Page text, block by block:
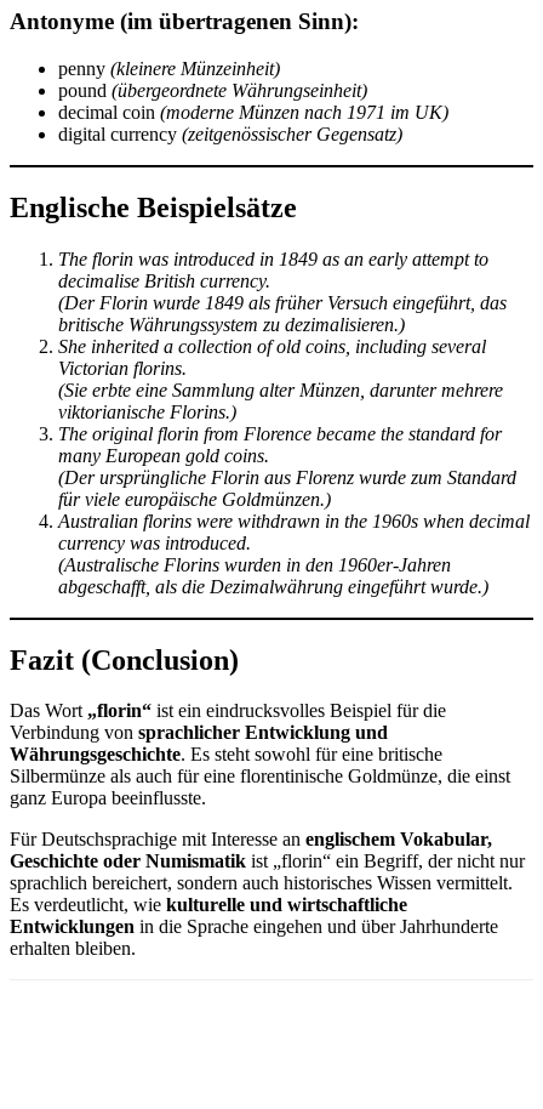
Antonyme (im übertragenen Sinn):
penny (kleinere Münzeinheit)
pound (übergeordnete Währungseinheit)
decimal coin (moderne Münzen nach 1971 im UK)
digital currency (zeitgenössischer Gegensatz)
Englische Beispielsätze
The florin was introduced in 1849 as an early attempt to
decimalise British currency.
(Der Florin wurde 1849 als früher Versuch eingeführt, das
britische Währungssystem zu dezimalisieren.)
She inherited a collection of old coins, including several
Victorian florins.
(Sie erbte eine Sammlung alter Münzen, darunter mehrere
viktorianische Florins.)
The original florin from Florence became the standard for
many European gold coins.
(Der ursprüngliche Florin aus Florenz wurde zum Standard
für viele europäische Goldmünzen.)
Australian florins were withdrawn in the 1960s when decimal
currency was introduced.
(Australische Florins wurden in den 1960er-Jahren
abgeschafft, als die Dezimalwährung eingeführt wurde.)
Fazit (Conclusion)
Das Wort „florin“ ist ein eindrucksvolles Beispiel für die
Verbindung von sprachlicher Entwicklung und
Währungsgeschichte. Es steht sowohl für eine britische
Silbermünze als auch für eine florentinische Goldmünze, die einst
ganz Europa beeinflusste.
Für Deutschsprachige mit Interesse an englischem Vokabular,
Geschichte oder Numismatik ist „florin“ ein Begriff, der nicht nur
sprachlich bereichert, sondern auch historisches Wissen vermittelt.
Es verdeutlicht, wie kulturelle und wirtschaftliche
Entwicklungen in die Sprache eingehen und über Jahrhunderte
erhalten bleiben.